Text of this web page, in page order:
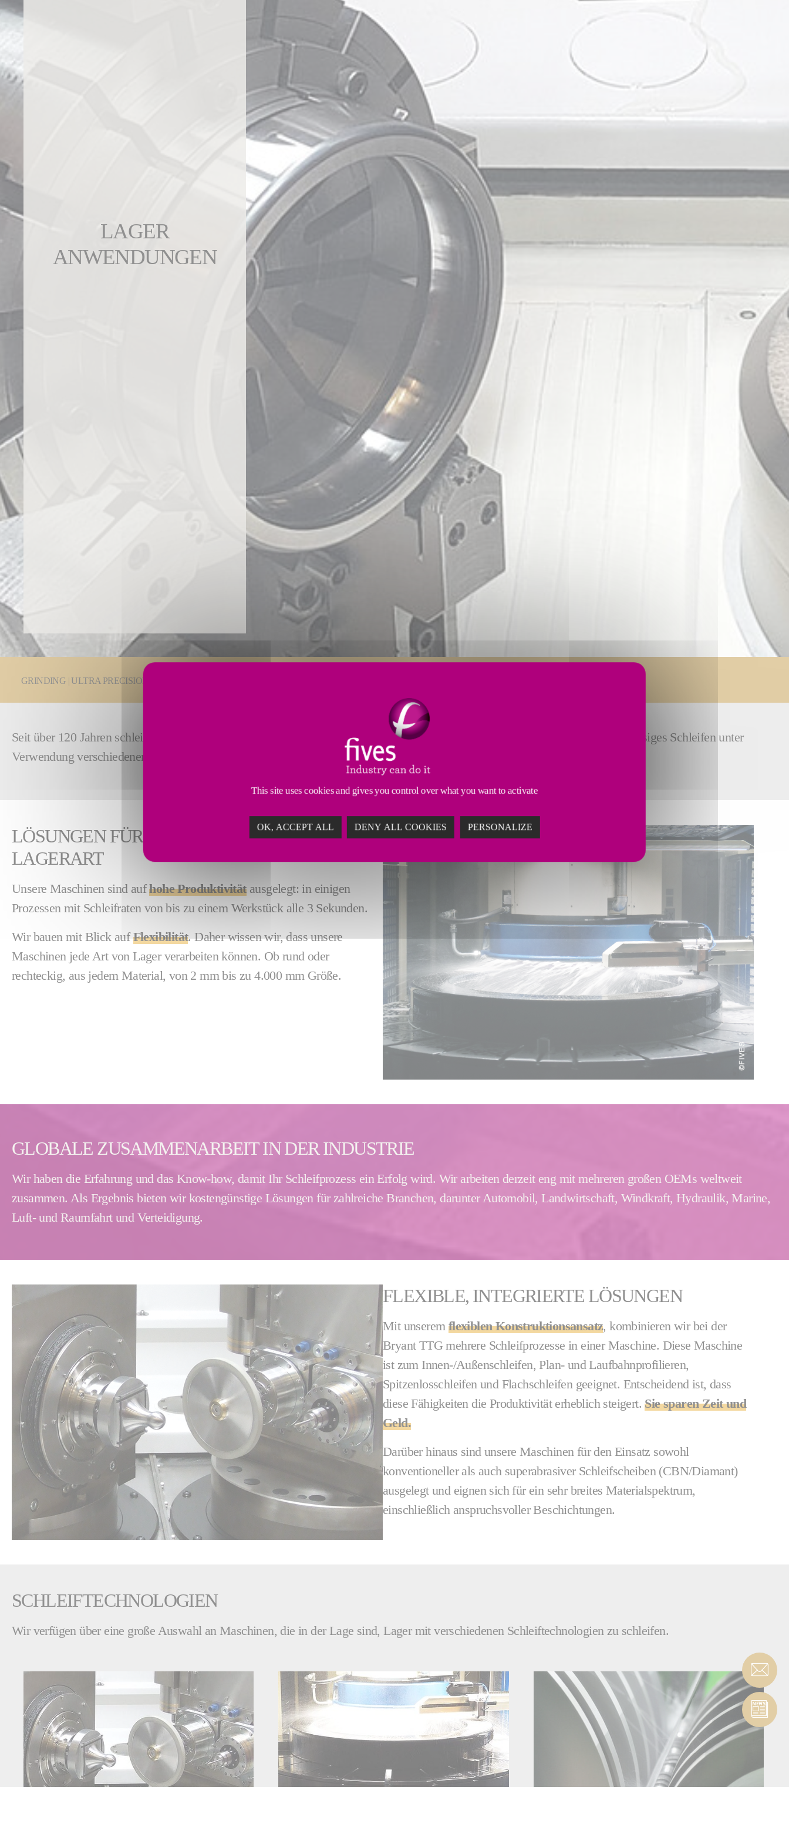
LAGER
ANWENDUNGEN
GRINDING | ULTRA PRECISION
Seit über 120 Jahren schleifen wir unterschiedliche Lagertypen. Unsere technischen Lösungen liefern
und zuverlässiges Schleifen unter
Verwendung verschiedener Arten von Schleiftechnologien.
LÖSUNGEN FÜR JEDE GRÖSSE UND
LAGERART
Unsere Maschinen sind aufhohe Produktivitätausgelegt: in einigen
Prozessen mit Schleifraten von bis zu einem Werkstück alle 3 Sekunden.
Wir bauen mit Blick aufFlexibilität. Daher wissen wir, dass unsere
Maschinen jede Art von Lager verarbeiten können. Ob rund oder
rechteckig, aus jedem Material, von 2 mm bis zu 4.000 mm Größe.
GLOBALE ZUSAMMENARBEIT IN DER INDUSTRIE
Wir haben die Erfahrung und das Know-how, damit Ihr Schleifprozess ein Erfolg wird. Wir arbeiten derzeit eng mit mehreren großen OEMs weltweit
zusammen. Als Ergebnis bieten wir kostengünstige Lösungen für zahlreiche Branchen, darunter Automobil, Landwirtschaft, Windkraft, Hydraulik, Marine,
Luft- und Raumfahrt und Verteidigung.
FLEXIBLE, INTEGRIERTE LÖSUNGEN
Mit unserem flexiblen Konstruktionsansatz, kombinieren wir bei der
Bryant TTG mehrere Schleifprozesse in einer Maschine. Diese Maschine
ist zum Innen-/Außenschleifen, Plan- und Laufbahnprofilieren,
Spitzenlosschleifen und Flachschleifen geeignet. Entscheidend ist, dass
diese Fähigkeiten die Produktivität erheblich steigert.Sie sparen Zeit und
Geld.
Darüber hinaus sind unsere Maschinen für den Einsatz sowohl
konventioneller als auch superabrasiver Schleifscheiben (CBN/Diamant)
ausgelegt und eignen sich für ein sehr breites Materialspektrum,
einschließlich anspruchsvoller Beschichtungen.
SCHLEIFTECHNOLOGIEN
Wir verfügen über eine große Auswahl an Maschinen, die in der Lage sind, Lager mit verschiedenen Schleiftechnologien zu schleifen.
This site uses cookies and gives you control over what you want to activate
OK, ACCEPT ALL DENY ALL COOKIES PERSONALIZE